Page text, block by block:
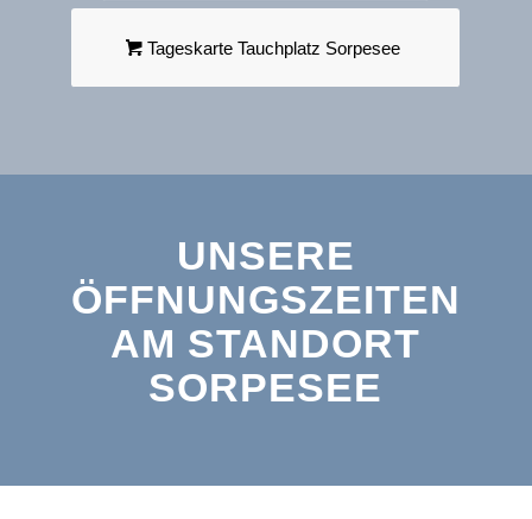
Tageskarte Tauchplatz Sorpesee
UNSERE
ÖFFNUNGSZEITEN
AM STANDORT
SORPESEE